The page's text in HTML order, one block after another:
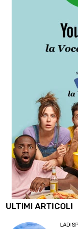
ULTIMI ARTICOLI